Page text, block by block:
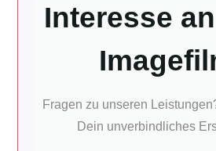
Interesse
Fragen zu unseren
Dein unverbindliches